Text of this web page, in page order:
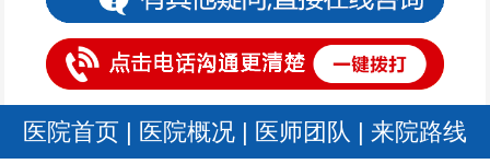
医院首页 | 医院概况 | 医师团队 | 来院路线